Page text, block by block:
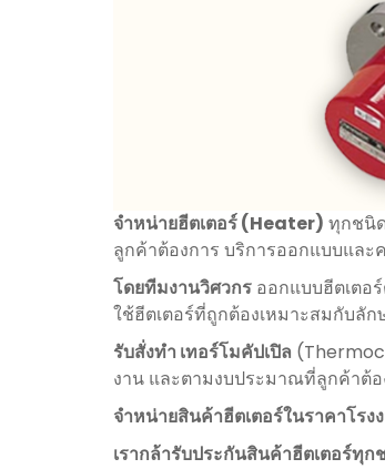
จำหน่ายฮีตเตอร์ (Heater) ทุกชนิ
ลูกค้าต้องการ บริการออกแบบและ
โดยทีมงานวิศวกร ออกแบบฮีตเตอ
ใช้ฮีตเตอร์ที่ถูกต้องเหมาะสมกับลั
รับสั่งทำ เทอร์โมคัปเปิล
งาน และตามงบประมาณที่ลูกค้าต้อ
จำหน่ายสินค้าฮีตเตอร์ในราคาโรง
เรากล้ารับประกันสินค้าฮีตเตอร์ทุก